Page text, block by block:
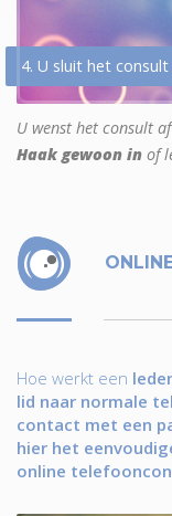
4. U sluit het
U wenst het consult
Haak gewoon in of
Hoe werkt een
lid naar normale
contact met een
hier het
online